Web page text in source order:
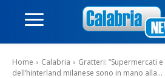
Home Calabria
Gratteri: “Supermercati
dell’hinterland milanese sono in mano alla...